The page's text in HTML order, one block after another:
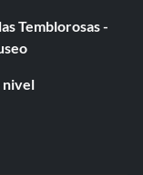
de fuego.
Temblorosas -
nivel